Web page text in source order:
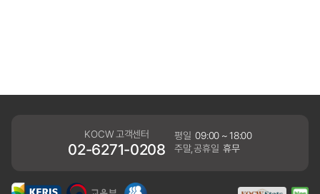
KOCW 고객센터
02-6271-0208
평일 09:00 ~ 18:00
주말,공휴일 휴무